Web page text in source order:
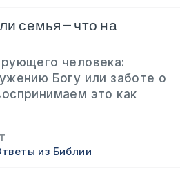
семья — что на
человека:
Богу или заботе о
это как
из Библии